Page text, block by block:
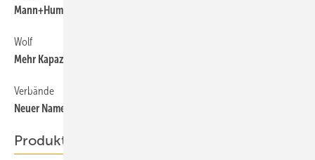
Mann+Hummel übernimmt Seccua
Wolf
Mehr Kapazität für CHA-Monoblock
Verbände
Neuer Name für die VdZ
Produkte